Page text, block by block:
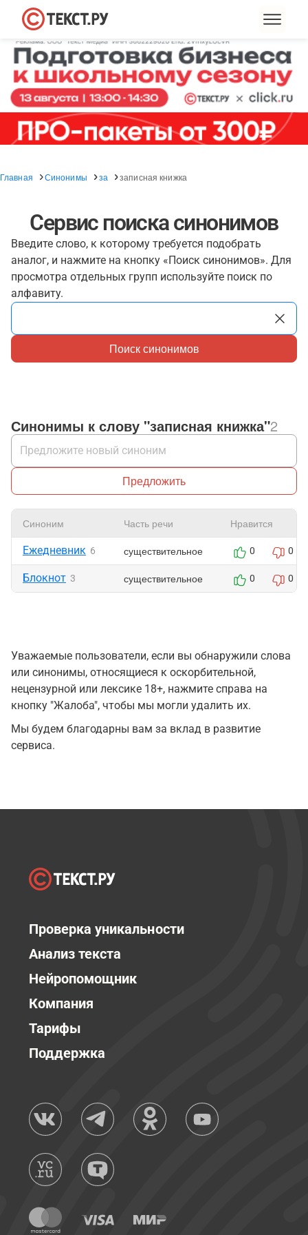
Главная Синонимы за записная книжка
Сервис поиска синонимов
Введите слово, к которому требуется подобрать
аналог, и нажмите на кнопку «Поиск синонимов». Для
просмотра отдельных групп используйте поиск по
алфавиту.
Поиск синонимов
Синонимы к слову "записная книжка"2
Предложить
Синоним Часть речи Нравится
Ежедневник 6 существительное 0 0
Блокнот 3 существительное 0 0
Уважаемые пользователи, если вы обнаружили слова
или синонимы, относящиеся к оскорбительной,
нецензурной или лексике 18+, нажмите справа на
кнопку "Жалоба", чтобы мы могли удалить их.
Мы будем благодарны вам за вклад в развитие
сервиса.
Проверка уникальности
Анализ текста
Нейропомощник
Компания
Тарифы
Поддержка